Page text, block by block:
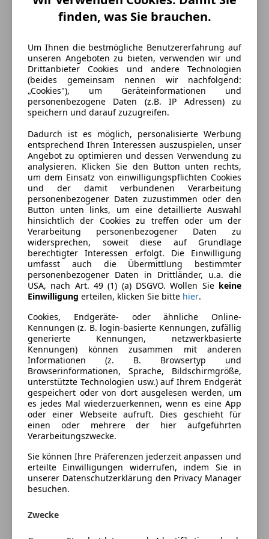
Energieverbrauch
Kraftstoff
Elektro
CO₂-Emissionen
0 g/km (komb.)
Ausstattung
Komfort
4-Zonen-Klimaautomatik
Einparkhilfe
Einparkhilfe Sensoren hinten
Elektrische Fensterheber
Elektrische Seitenspiegel
Lederausstattung
Massagesitze
Multifunktionslenkrad
Navigationssystem
Panoramadach
Sitzbelüftung
Sitzheizung
Start/Stop-Automatik
Unterhaltung/Media
Bluetooth
Bordcomputer
Mehr anzeigen
Farbe und Innenausstattung
Farbe laut Hersteller
Saphirschwarz
Lackierung
Metallic
Farbe der
Innenausstattung
Sonstige
Innenausstattung Vollleder
Allradsystem, Parkassistent professional,
Bowers&Wilkins Diamond Sorround Sound System,
Professional, M Leichtmetallräder 21 Zoll, Panorama
finden, was Sie brauchen.
Um Ihnen die bestmögliche Benutzererfahrung auf
unseren Angeboten zu bieten, verwenden wir und
Drittanbieter Cookies und andere Technologien
(beides gemeinsam nennen wir nachfolgend:
„Cookies"), um Geräteinformationen und
personenbezogene Daten (z.B. IP Adressen) zu
speichern und darauf zuzugreifen.
Dadurch ist es möglich, personalisierte Werbung
entsprechend Ihren Interessen auszuspielen, unser
Angebot zu optimieren und dessen Verwendung zu
analysieren. Klicken Sie den Button unten rechts,
um dem Einsatz von einwilligungspflichten Cookies
und der damit verbundenen Verarbeitung
personenbezogener Daten zuzustimmen oder den
Button unten links, um eine detaillierte Auswahl
hinsichtlich der Cookies zu treffen oder um der
Verarbeitung personenbezogener Daten zu
widersprechen, soweit diese auf Grundlage
berechtigter Interessen erfolgt. Die Einwilligung
umfasst auch die Übermittlung bestimmter
personenbezogener Daten in Drittländer, u.a. die
USA, nach Art. 49 (1) (a) DSGVO. Wollen Sie keine
Einwilligung erteilen, klicken Sie bitte hier.
Cookies, Endgeräte- oder ähnliche Online-
Kennungen (z. B. login-basierte Kennungen, zufällig
generierte Kennungen, netzwerkbasierte
Kennungen) können zusammen mit anderen
Informationen (z. B. Browsertyp und
Browserinformationen, Sprache, Bildschirmgröße,
unterstützte Technologien usw.) auf Ihrem Endgerät
gespeichert oder von dort ausgelesen werden, um
es jedes Mal wiederzuerkennen, wenn es eine App
oder einer Webseite aufruft. Dies geschieht für
einen oder mehrere der hier aufgeführten
Verarbeitungszwecke.
Sie können Ihre Präferenzen jederzeit anpassen und
erteilte Einwilligungen widerrufen, indem Sie in
unserer Datenschutzerklärung den Privacy Manager
besuchen.
Zwecke